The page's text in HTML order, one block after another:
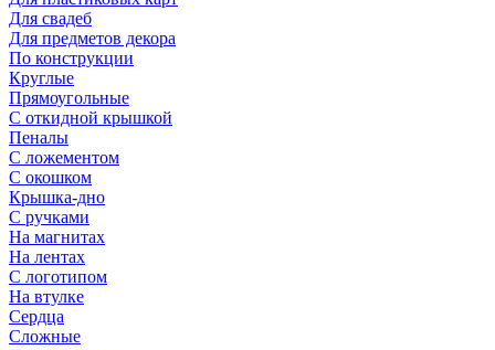
Для свадеб
Для предметов декора
По конструкции
Круглые
Прямоугольные
С откидной крышкой
Пеналы
С ложементом
С окошком
Крышка-дно
С ручками
На магнитах
На лентах
С логотипом
На втулке
Сердца
Сложные